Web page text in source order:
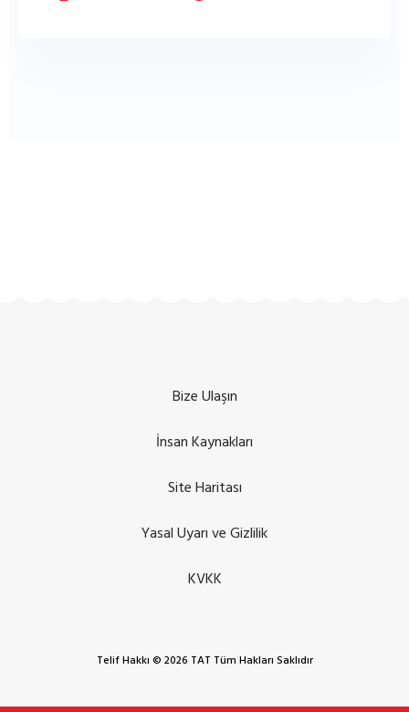
Bize Ulaşın
İnsan Kaynakları
Site Haritası
Yasal Uyarı ve Gizlilik
KVKK
Telif Hakkı © 2026 TAT Tüm Hakları Saklıdır